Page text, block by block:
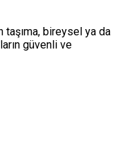
taşıma, bireysel ya da
güvenli ve